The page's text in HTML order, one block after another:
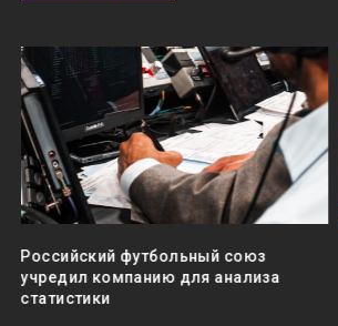
Российский футбольный союз
учредил компанию для анализа
статистики